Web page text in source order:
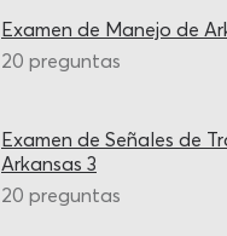
Examen de Manejo de
20 preguntas
Examen de Señales de
Arkansas 3
20 preguntas